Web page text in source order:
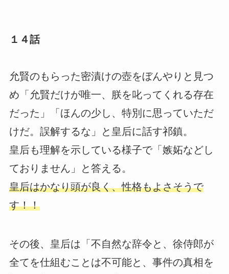
１４話
允賢のもらった密漬けの壺をぼんやりと見つ
め「允賢だけが唯一、朕を叱ってくれる存在
だった」「ほんの少し、特別に思っていただ
けだ。誤解するな」と皇后に話す祁鎮。
皇后も理解を示している様子で「嫉妬などし
ておりません」と答える。
皇后はかなり頭が良く、性格もよさそうで
す！！
その後、皇后は「不自然な辞令と、徐侍郎が
全てを仕組むことは不可能と、事件の真相を